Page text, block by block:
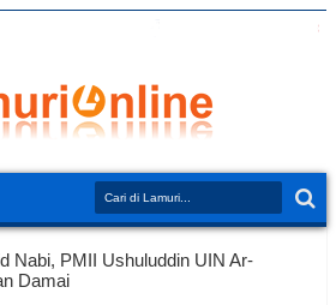
Nabi, PMII Ushuluddin UIN Ar-
Damai